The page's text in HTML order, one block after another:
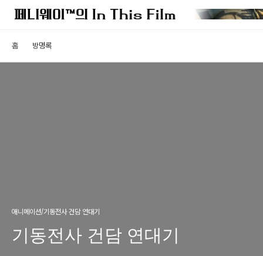
홈 방명록
애니메이션/기동전사 건담 연대기
기동전사 건담 연대기